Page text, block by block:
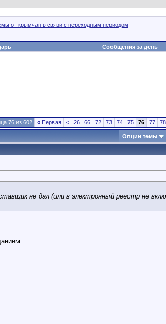
от крымчан в связи с переходным периодом
Сообщения за день
76 из 602 « Первая < 26 66 72 73 74 75 76 77 78
Опции темы
не дал (или в электронный реестр не